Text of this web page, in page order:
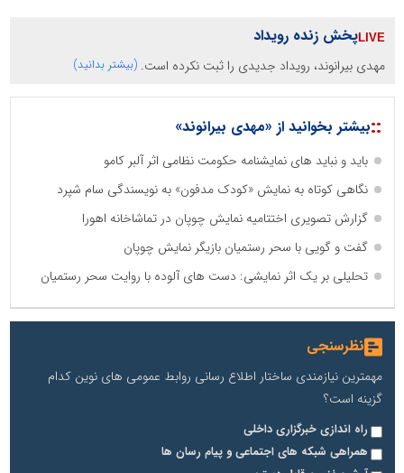
پخش زنده رویداد
مهدی بیرانوند، رویداد جدیدی را ثبت نکرده است. (بیشتر بدانید)
::بیشتر بخوانید از «مهدی بیرانوند»
باید و نباید های نمایشنامه حکومت نظامی اثر آلبر کامو
نگاهی کوتاه به نمایش «کودک مدفون» به نویسندگی سام شپرد
گزارش تصویری اختتامیه نمایش چوپان در تماشاخانه اهورا
گفت و گویی با سحر رستمیان بازیگر نمایش چوپان
تحلیلی بر یک اثر نمایشی: دست های آلوده با روایت سحر رستمیان
نظرسنجی
مهمترین نیازمندی ساختار اطلاع رسانی روابط عمومی های نوین کدام
گزینه است؟
راه اندازی خبرگزاری داخلی
همراهی شبکه های اجتماعی و پیام رسان ها